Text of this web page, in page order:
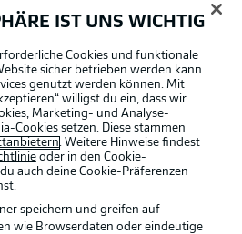
IST UNS WICHTIG
Cookies und funktionale
sicher betrieben werden kann
genutzt werden können. Mit
willigst du ein, dass wir
Marketing- und Analyse-
Cookies setzen. Diese stammen
. Weitere Hinweise findest
oder in den Cookie-
auch deine Cookie-Präferenzen
speichern und greifen auf
wie Browserdaten oder eindeutige